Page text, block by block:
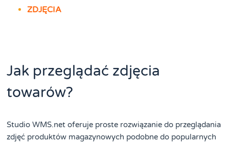
ZDJĘCIA
Jak przeglądać zdjęcia
towarów?
Studio WMS.net oferuje proste rozwiązanie do przeglądania
zdjęć produktów magazynowych podobne do popularnych